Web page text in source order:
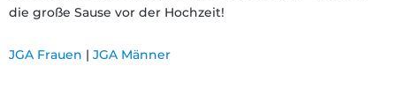
Lieferung
30 Tage
die große Sause vor der Hochzeit!
JGA Frauen | JGA Männer